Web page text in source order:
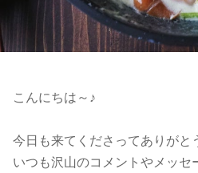
こんにちは～♪
今日も来てくださってありがと
いつも沢山のコメントやメッセ